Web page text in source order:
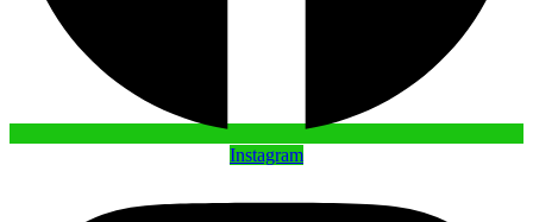
Instagram